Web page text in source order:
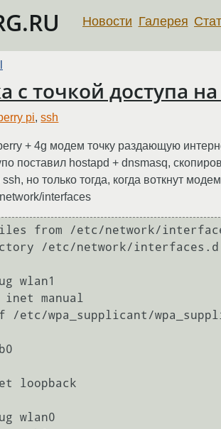
Новости Галерея
с точкой доступа
pi,ssh
+ 4g модем точку раздающую
поставил hostapd + dnsmasq,
но только тогда, когда воткнут
interfaces
from /etc/network/
/etc/network/interfaces.d
wlan1
manual
loopback
wlan0